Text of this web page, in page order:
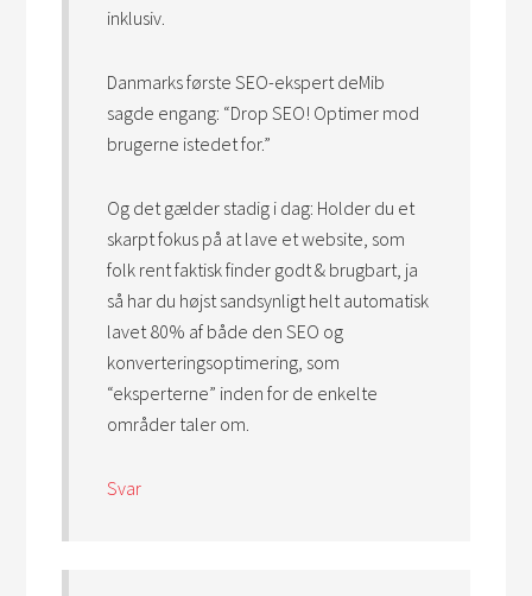
inklusiv.
Danmarks første SEO-ekspert deMib
sagde engang: “Drop SEO! Optimer mod
brugerne istedet for.”
Og det gælder stadig i dag: Holder du et
skarpt fokus på at lave et website, som
folk rent faktisk finder godt & brugbart, ja
så har du højst sandsynligt helt automatisk
lavet 80% af både den SEO og
konverteringsoptimering, som
“eksperterne” inden for de enkelte
områder taler om.
Svar